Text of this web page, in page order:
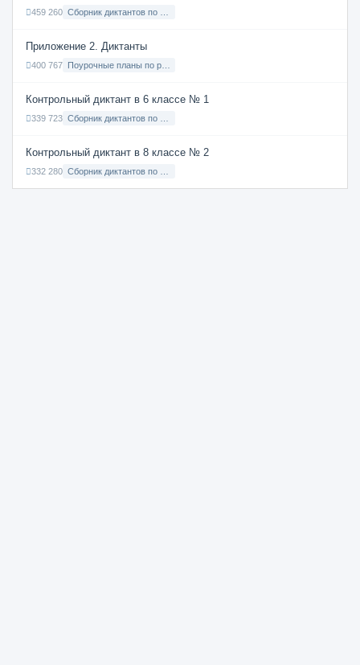
459 260
Приложение 2. Диктанты
400 767
Контрольный диктант в 6 классе № 1
339 723
Контрольный диктант в 8 классе № 2
332 280